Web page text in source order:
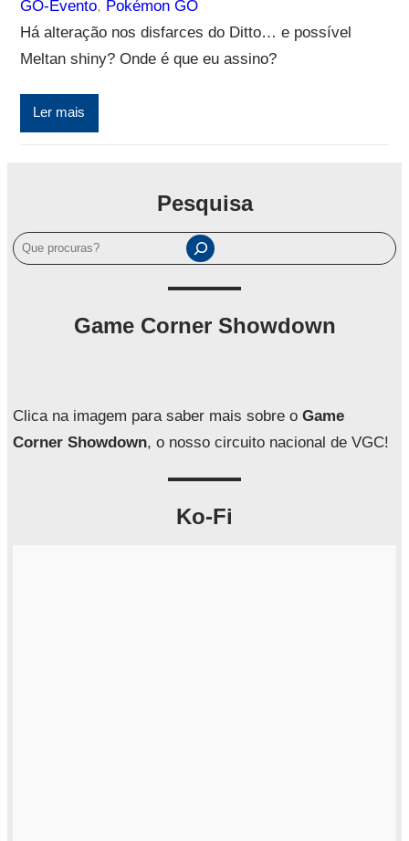
GO-Evento, Pokémon GO
Há alteração nos disfarces do Ditto… e possível
Meltan shiny? Onde é que eu assino?
Ler mais
Pesquisa
P
e
a
Game Corner Showdown
Clica na imagem para saber mais sobre o Game
Corner Showdown, o nosso circuito nacional de VGC!
Ko-Fi